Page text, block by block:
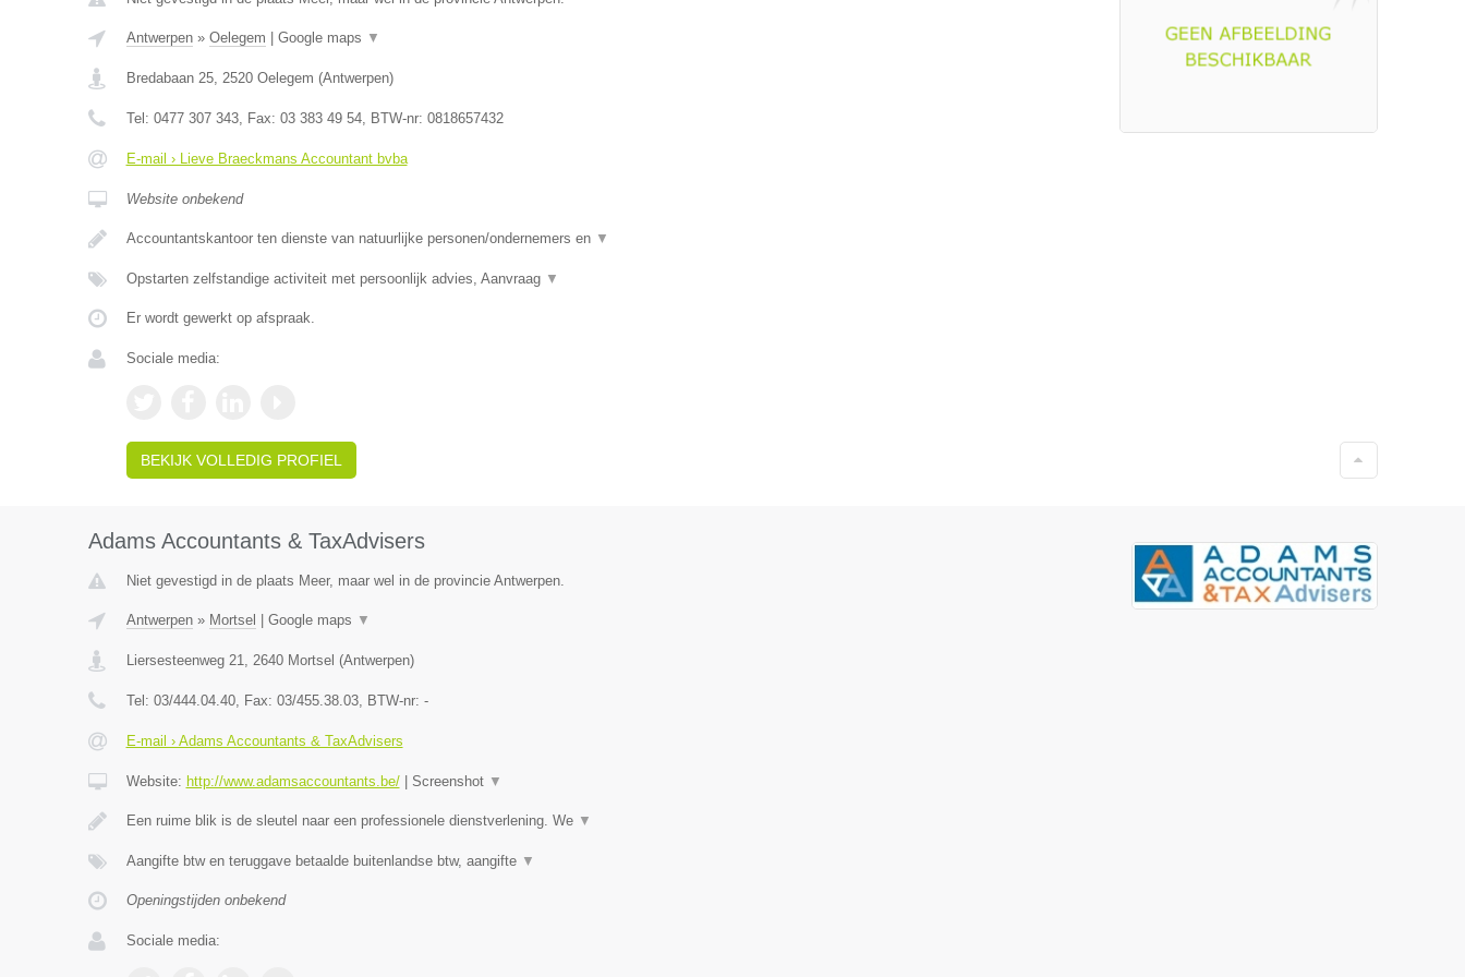
Antwerpen» Oelegem Google maps ▼
Bredabaan 25, 2520 Oelegem (Antwerpen)
Tel: 0477 307 343, Fax: 03 383 49 54, BTW-nr: 0818657432
E-mail › Lieve Braeckmans Accountant bvba
Website onbekend
Accountantskantoor ten dienste van natuurlijke personen/ondernemers en ▼
Opstarten zelfstandige activiteit met persoonlijk advies, Aanvraag ▼
Er wordt gewerkt op afspraak.
Sociale media:
BEKIJK VOLLEDIG PROFIEL
Adams Accountants & TaxAdvisers
Niet gevestigd in de plaats Meer, maar wel in de provincie Antwerpen.
Antwerpen» Mortsel Google maps ▼
Liersesteenweg 21, 2640 Mortsel (Antwerpen)
Tel: 03/444.04.40, Fax: 03/455.38.03, BTW-nr: -
E-mail › Adams Accountants & TaxAdvisers
Website: http://www.adamsaccountants.be/| Screenshot ▼
Een ruime blik is de sleutel naar een professionele dienstverlening. We ▼
Aangifte btw en teruggave betaalde buitenlandse btw, aangifte ▼
Openingstijden onbekend
Sociale media: